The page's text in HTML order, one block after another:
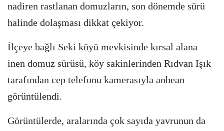
nadiren rastlanan domuzların, son dönemde sürü
halinde dolaşması dikkat çekiyor.
İlçeye bağlı Seki köyü mevkisinde kırsal alana
inen domuz sürüsü, köy sakinlerinden Rıdvan Işık
tarafından cep telefonu kamerasıyla anbean
görüntülendi.
Görüntülerde, aralarında çok sayıda yavrunun da